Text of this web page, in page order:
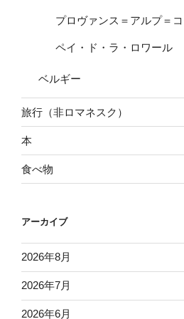
プロヴァンス＝アルプ＝
ペイ・ド・ラ・ロワール
ベルギー
旅行（非ロマネスク）
本
食べ物
アーカイブ
2026年8月
2026年7月
2026年6月